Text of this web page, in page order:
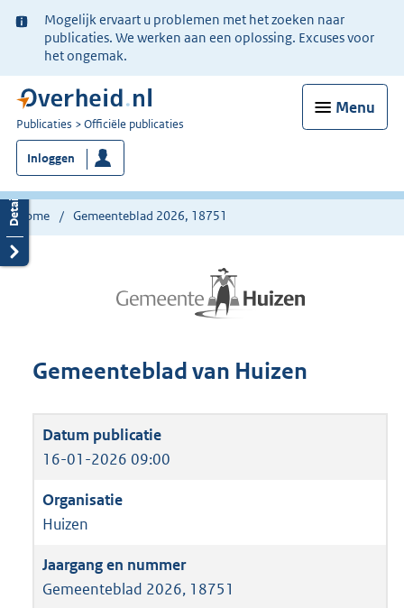
Ter
informatie:
Mogelijk ervaart u problemen met het zoeken naar
publicaties. We werken aan een oplossing. Excuses voor
het ongemak.
Menu
U
bent
nu
hier:
Publicaties Officiële publicaties
Inloggen
Home Gemeenteblad 2026, 18751
Gemeenteblad van Huizen
16-01-2026 09:00
Huizen
Gemeenteblad 2026, 18751